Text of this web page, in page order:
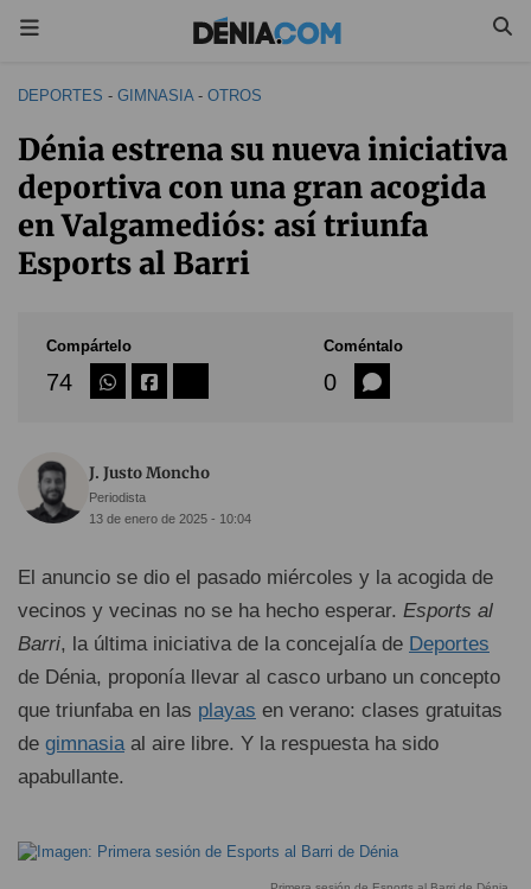
DEPORTES - GIMNASIA- OTROS
Dénia estrena su nueva iniciativa
deportiva con una gran acogida
en Valgamediós: así triunfa
Esports al Barri
Compártelo
74
Coméntalo
0
J. Justo Moncho
Periodista
13 de enero de 2025 - 10:04
El anuncio se dio el pasado miércoles y la acogida de
vecinos y vecinas no se ha hecho esperar. Esports al
Barri, la última iniciativa de la concejalía de Deportes
de Dénia, proponía llevar al casco urbano un concepto
que triunfaba en las playas en verano: clases gratuitas
de gimnasiaal aire libre. Y la respuesta ha sido
apabullante.